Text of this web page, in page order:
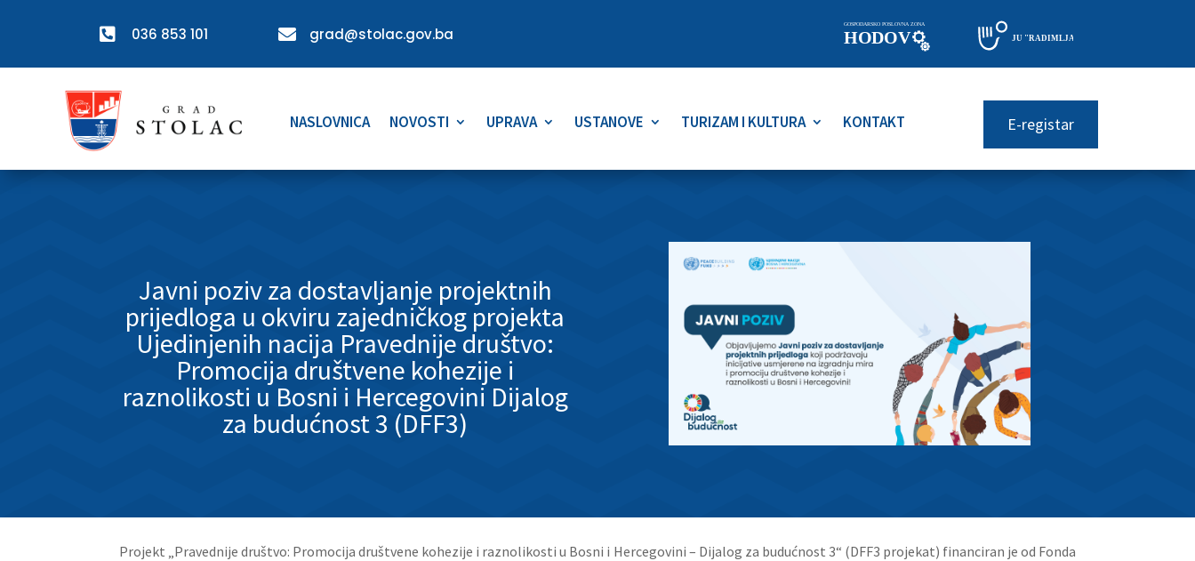
 036 853 101  grad@stolac.gov.ba
NASLOVNICA NOVOSTI UPRAVA USTANOVE TURIZAM I KULTURA KONTAKT E-registar
Javni poziv za dostavljanje projektnih
prijedloga u okviru zajedničkog projekta
Ujedinjenih nacija Pravednije društvo:
Promocija društvene kohezije i
raznolikosti u Bosni i Hercegovini Dijalog
za budućnost 3 (DFF3)
Projekt „Pravednije društvo: Promocija društvene kohezije i raznolikosti u Bosni i Hercegovini – Dijalog za budućnost 3“ (DFF3 projekat) financiran je od Fonda